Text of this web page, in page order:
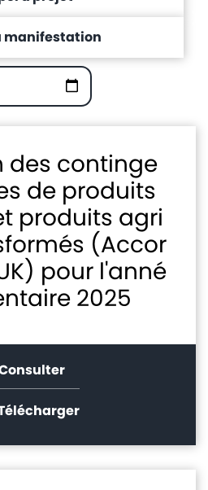
manifestation
des continge
de produits
produits agri
(Accor
pour l'anné
2025